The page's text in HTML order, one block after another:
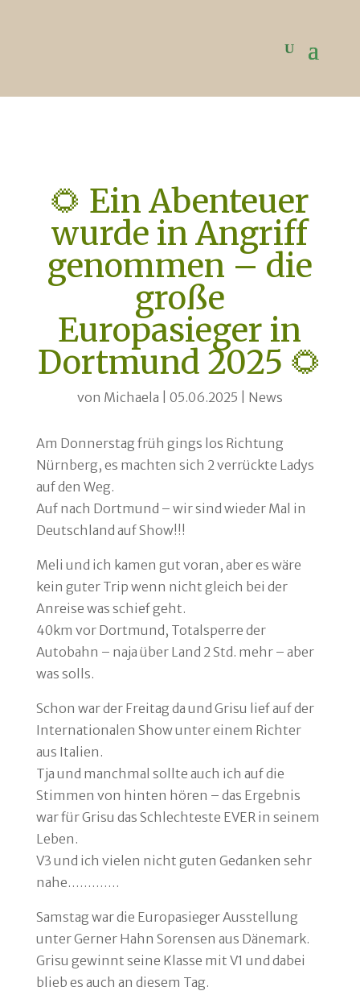
🌻 Ein Abenteuer
wurde in Angriff
genommen – die
große
Europasieger in
Dortmund 2025 🌻
von Michaela 05.06.2025 News
Am Donnerstag früh gings los Richtung
Nürnberg, es machten sich 2 verrückte Ladys
auf den Weg.
Auf nach Dortmund – wir sind wieder Mal in
Deutschland auf Show!!!
Meli und ich kamen gut voran, aber es wäre
kein guter Trip wenn nicht gleich bei der
Anreise was schief geht.
40km vor Dortmund, Totalsperre der
Autobahn – naja über Land 2 Std. mehr – aber
was solls.
Schon war der Freitag da und Grisu lief auf der
Internationalen Show unter einem Richter
aus Italien.
Tja und manchmal sollte auch ich auf die
Stimmen von hinten hören – das Ergebnis
war für Grisu das Schlechteste EVER in seinem
Leben.
V3 und ich vielen nicht guten Gedanken sehr
nahe………….
Samstag war die Europasieger Ausstellung
unter Gerner Hahn Sorensen aus Dänemark.
Grisu gewinnt seine Klasse mit V1 und dabei
blieb es auch an diesem Tag.